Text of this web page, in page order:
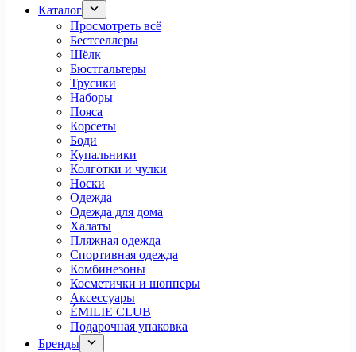
Каталог
Просмотреть всё
Бестселлеры
Шёлк
Бюстгальтеры
Трусики
Наборы
Пояса
Корсеты
Боди
Купальники
Колготки и чулки
Носки
Одежда
Одежда для дома
Халаты
Пляжная одежда
Спортивная одежда
Комбинезоны
Косметички и шопперы
Аксессуары
ÉMILIE CLUB
Подарочная упаковка
Бренды